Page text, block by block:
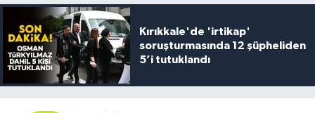
Kırıkkale'de 'irtikap'
soruşturmasında 12 şüpheliden
5’i tutuklandı